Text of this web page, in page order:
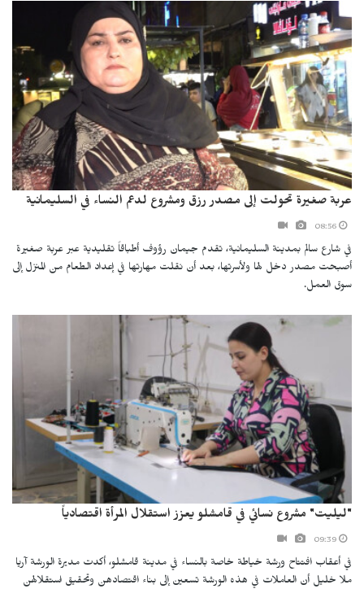
عربة صغيرة تحولت إلى مصدر رزق ومشروع لدعم النساء في السليمانية
في شارع سالم بمدينة السليمانية، تقدم جيمان رؤوف أطباقاً تقليدية عبر عربة صغيرة
أصبحت مصدر دخل لها ولأسرتها، بعد أن نقلت مهارتها في إعداد الطعام من المنزل إلى
سوق العمل.
"ليليت" مشروع نسائي في قامشلو يعزز استقلال المرأة اقتصادياً
في أعقاب افتتاح ورشة خياطة خاصة بالنساء في مدينة قامشلو، أكدت مديرة الورشة آريا
ملا خليل أن العاملات في هذه الورشة تسعين إلى بناء اقتصادهن وتحقيق استقلالهن